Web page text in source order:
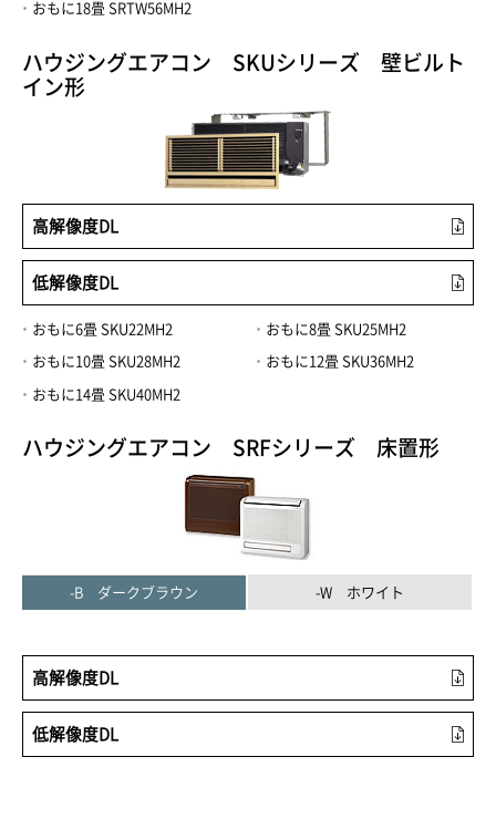
おもに18畳 SRTW56MH2
ハウジングエアコン SKUシリーズ 壁ビルト
イン形
高解像度DL
低解像度DL
おもに6畳 SKU22MH2 おもに8畳 SKU25MH2
おもに10畳 SKU28MH2 おもに12畳 SKU36MH2
おもに14畳 SKU40MH2
ハウジングエアコン SRFシリーズ 床置形
-B ダークブラウン -W ホワイト
高解像度DL
低解像度DL